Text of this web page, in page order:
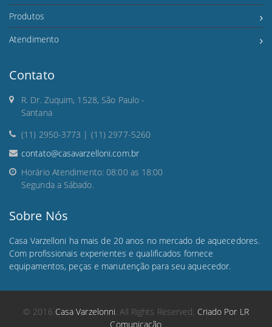
Produtos
Atendimento
Contato
R. Dr. Zuquim, 1528, São Paulo -
Santana
(11) 2950-3773 | (11) 2977-5260
contato@casavarzelloni.com.br
Horário Atendimento: 08:00 as 18:00
Segunda a Sábado.
Sobre Nós
Casa Varzelloni ha mais de 20 anos no mercado de aquecedores.
Com profissionais experientes e qualificados fornece
equipamentos, peças e manutenção para seu aquecedor.
© 2016 Casa Varzelonni. All Rights Reserved. Criado Por LR
Comunicação